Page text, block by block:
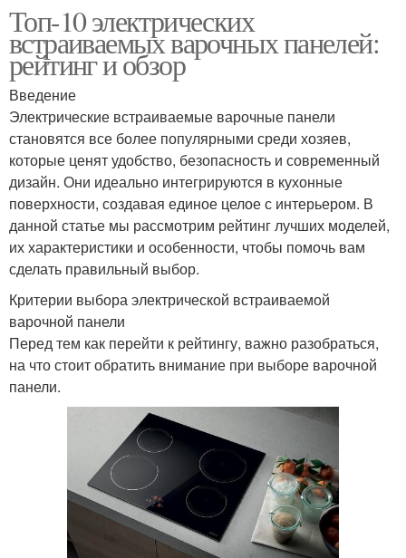
Топ-10 электрических
встраиваемых варочных панелей:
рейтинг и обзор
Введение
Электрические встраиваемые варочные панели
становятся все более популярными среди хозяев,
которые ценят удобство, безопасность и современный
дизайн. Они идеально интегрируются в кухонные
поверхности, создавая единое целое с интерьером. В
данной статье мы рассмотрим рейтинг лучших моделей,
их характеристики и особенности, чтобы помочь вам
сделать правильный выбор.
Критерии выбора электрической встраиваемой
варочной панели
Перед тем как перейти к рейтингу, важно разобраться,
на что стоит обратить внимание при выборе варочной
панели.